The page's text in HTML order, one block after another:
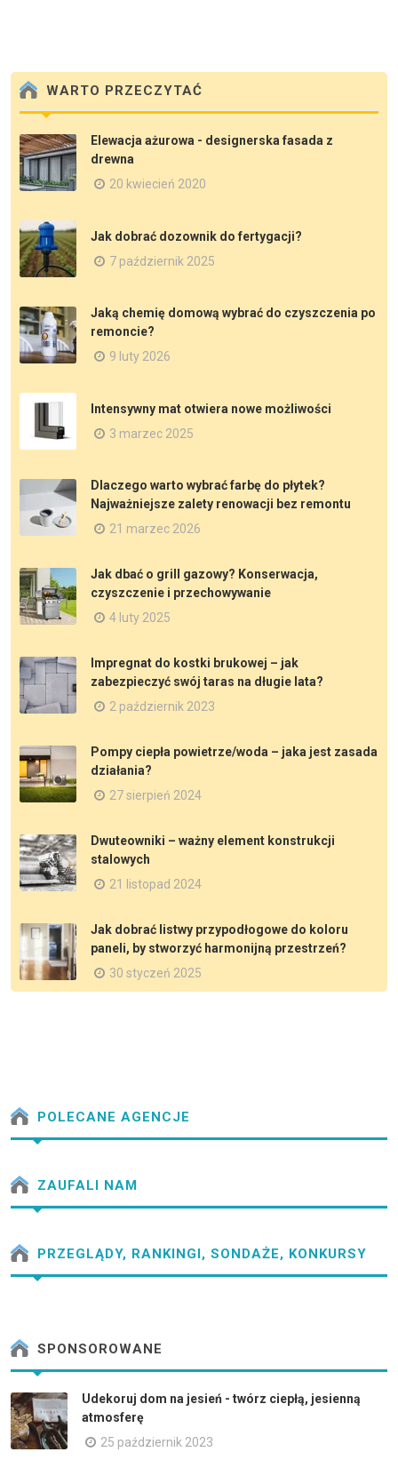
WARTO PRZECZYTAĆ
Elewacja ażurowa - designerska fasada z
drewna
20 kwiecień 2020
Jak dobrać dozownik do fertygacji?
7 październik 2025
Jaką chemię domową wybrać do czyszczenia po
remoncie?
9 luty 2026
Intensywny mat otwiera nowe możliwości
3 marzec 2025
Dlaczego warto wybrać farbę do płytek?
Najważniejsze zalety renowacji bez remontu
21 marzec 2026
Jak dbać o grill gazowy? Konserwacja,
czyszczenie i przechowywanie
4 luty 2025
Impregnat do kostki brukowej – jak
zabezpieczyć swój taras na długie lata?
2 październik 2023
Pompy ciepła powietrze/woda – jaka jest zasada
działania?
27 sierpień 2024
Dwuteowniki – ważny element konstrukcji
stalowych
21 listopad 2024
Jak dobrać listwy przypodłogowe do koloru
paneli, by stworzyć harmonijną przestrzeń?
30 styczeń 2025
POLECANE AGENCJE
ZAUFALI NAM
PRZEGLĄDY, RANKINGI, SONDAŻE, KONKURSY
SPONSOROWANE
Udekoruj dom na jesień - twórz ciepłą, jesienną
atmosferę
25 październik 2023